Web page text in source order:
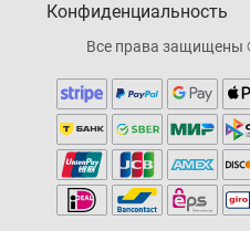
Конфиденциальность
Все права защищены